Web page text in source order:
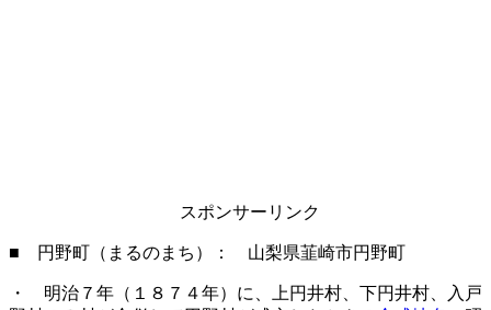
スポンサーリンク
■ 円野町（まるのまち）： 山梨県韮崎市円野町
・ 明治７年（１８７４年）に、上円井村、下円井村、入戸